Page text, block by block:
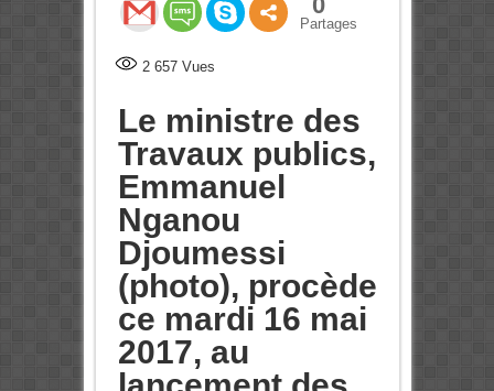
Partages
2 657Vues
Le ministre des
Travaux publics,
Emmanuel
Nganou
Djoumessi
(photo), procède
ce mardi 16 mai
2017, au